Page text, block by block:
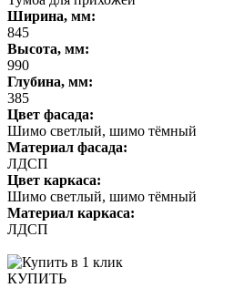
Ширина, мм:
845
Высота, мм:
990
Глубина, мм:
385
Цвет фасада:
Шимо светлый, шимо тёмный
Материал фасада:
ЛДСП
Цвет каркаса:
Шимо светлый, шимо тёмный
Материал каркаса:
ЛДСП
КУПИТЬ